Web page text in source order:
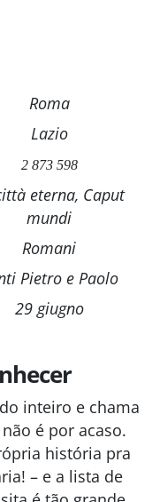
Roma
Lazio
2 873 598
eterna, Caput
mundi
Romani
Pietro e Paolo
29 giugno
inteiro e chama
é por acaso.
história pra
– e a lista de